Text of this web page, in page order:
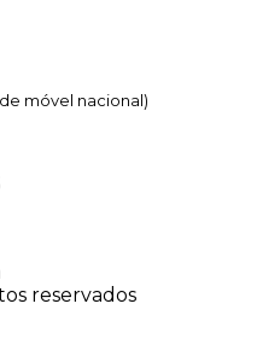
móvel nacional)
reservados